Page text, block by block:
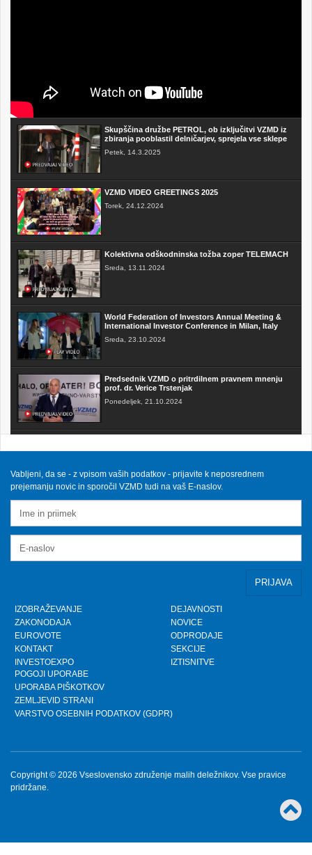
Skupščina družbe PETROL, ob izključitvi VZMD iz
zbiranja pooblastil delničarjev, sprejela vse sklepe
Petek, 14.3.2025
VZMD VIDEO GREETINGS 2025
Torek, 24.12.2024
Kolektivna odškodninska tožba zoper TELEMACH
Sreda, 13.11.2024
World Federation of Investors Annual Meeting &
International Investor Conference in Milan, Italy
Sreda, 23.10.2024
Predsednik VZMD o pritrdilnem pravnem mnenju
prof. dr. Verice Trstenjak
Ponedeljek, 21.10.2024
skupinskih tožb zoper telekomunikacijske
Sobota, 12.10.2024
VZMD na Odboru za finance DZ RS s predlogi
Petek, 10.5.2024
www.kolektivno-varstvo.si -- Izjava mag. Kristjan
Verbič, predsednik VZMD: Halo, operater! Bodi fer.
Torek, 26.3.2024
HALO, OPERATER! BODI FER.
»MALIM DELNIČARJEM STE UKRADLI MILIJONE
Vabljeni, da se - z vpisom vaših podatkov - prijavite k neposrednem
prejemanju novic in sporočil VZMD tudi na vaš E-naslov.
IZOBRAŽEVANJE
ZAKONODAJA
EUROVOTE
KONTAKT
INVESTOEXPO
DEJAVNOSTI
NOVICE
ODPRODAJE
SEKCIJE
IZTISNITVE
POGOJI UPORABE
UPORABA PIŠKOTKOV
ZEMLJEVID STRANI
VARSTVO OSEBNIH PODATKOV (GDPR)
Copyright © 2026 Vseslovensko združenje malih deležnikov. Vse pravice
pridržane.